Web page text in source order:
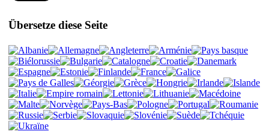
Übersetze diese Seite